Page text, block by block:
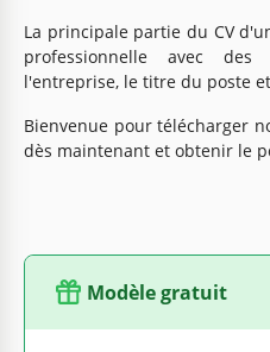
La principale partie du CV
professionnelle avec
l'entreprise, le titre du poste
Bienvenue pour télécharger
dès maintenant et obtenir le
Modèle gratuit